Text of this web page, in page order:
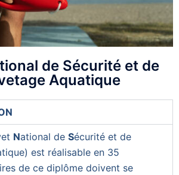
de Sécurité et de
Aquatique
National de Sécurité et de
est réalisable en 35
de ce diplôme doivent se